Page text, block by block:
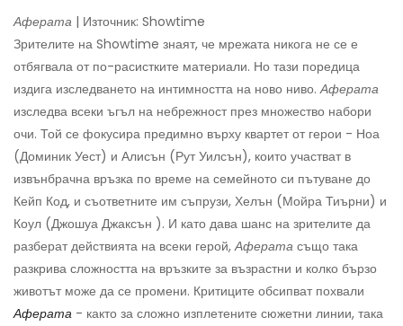
Аферата | Източник: Showtime
Зрителите на Showtime знаят, че мрежата никога не се е
отбягвала от по-расистките материали. Но тази поредица
издига изследването на интимността на ново ниво.Аферата
изследва всеки ъгъл на небрежност през множество набори
очи. Той се фокусира предимно върху квартет от герои - Ноа
(Доминик Уест) и Алисън (Рут Уилсън), които участват в
извънбрачна връзка по време на семейното си пътуване до
Кейп Код, и съответните им съпрузи, Хелън (Мойра Тиърни) и
Коул (Джошуа Джаксън ). И като дава шанс на зрителите да
разберат действията на всеки герой,Аферата също така
разкрива сложността на връзките за възрастни и колко бързо
животът може да се промени. Критиците обсипват похвали
Аферата - както за сложно изплетените сюжетни линии, така